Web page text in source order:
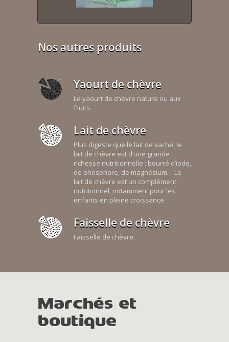
Nos autres produits
Yaourt de chèvre
Le yaourt de chèvre nature ou aux
fruits.
Lait de chèvre
Plus digeste que le lait de vache, le
lait de chèvre est d’une grande
richesse nutritionnelle : bourré d’iode,
de phosphore, de magnésium… Le
lait de chèvre est un complément
nutritionnel, notamment pour les
enfants en pleine croissance.
Faisselle de chèvre
Faisselle de chèvre.
Marchés et
boutique